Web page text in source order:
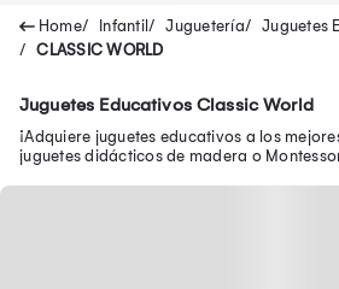
Infantil Juguetería
Juguetes
CLASSIC WORLD
Juguetes Educativos Classic World
¡Adquiere juguetes educativos a los
juguetes didácticos de madera o